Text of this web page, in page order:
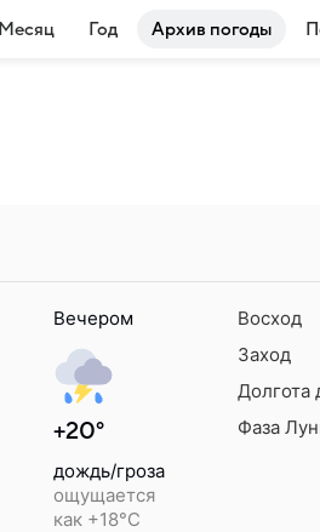
Месяц Год Архив погоды
Вечером
+20°
дождь/гроза
ощущается
как +18°C
Восход
Заход
Долгота
Фаза